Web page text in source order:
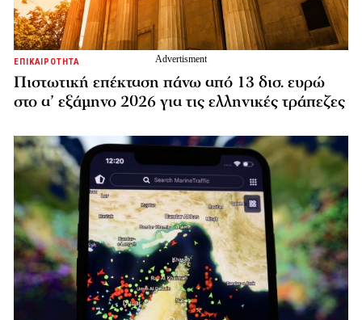
ΕΠΙΚΑΙΡΟΤΗΤΑ
Πιστωτική επέκταση πάνω από 13 δισ. ευρώ
στο α’ εξάμηνο 2026 για τις ελληνικές τράπεζες